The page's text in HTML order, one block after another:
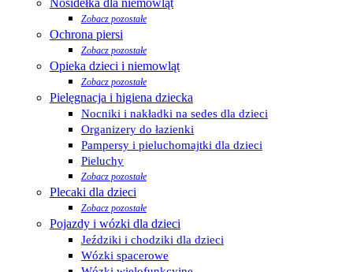
Zobacz pozostałe
Ochrona piersi
Zobacz pozostałe
Opieka dzieci i niemowląt
Zobacz pozostałe
Pielęgnacja i higiena dziecka
Nocniki i nakładki na sedes dla dzieci
Organizery do łazienki
Pampersy i pieluchomajtki dla dzieci
Pieluchy
Zobacz pozostałe
Plecaki dla dzieci
Zobacz pozostałe
Pojazdy i wózki dla dzieci
Jeździki i chodziki dla dzieci
Wózki spacerowe